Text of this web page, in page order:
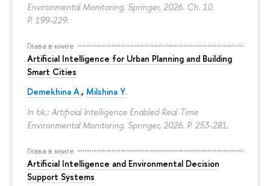
Environmental Monitoring. Springer, 2026. Ch. 10.
P. 199-229.
Глава в книге
Artificial Intelligence for Urban Planning and Building
Smart Cities
Demekhina A., Milshina Y.
In bk.: Artificial Intelligence Enabled Real Time
Environmental Monitoring. Springer, 2026. P. 253-281.
Глава в книге
Artificial Intelligence and Environmental Decision
Support Systems